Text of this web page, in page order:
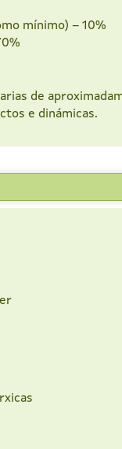
mínimo) – 10%
de
e dinámicas.